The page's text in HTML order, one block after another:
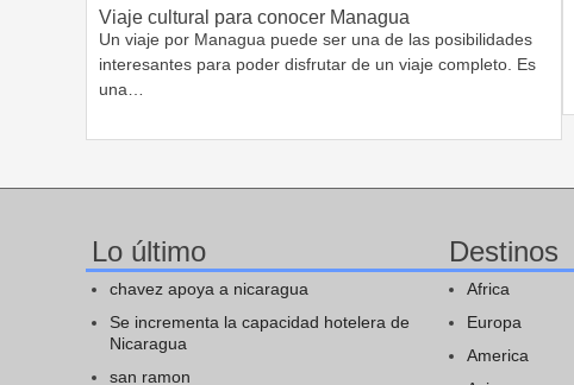
Viaje cultural para conocer Managua
Un viaje por Managua puede ser una de las posibilidades
interesantes para poder disfrutar de un viaje completo. Es
una…
Lo último
chavez apoya a nicaragua
Se incrementa la capacidad hotelera de
Nicaragua
san ramon
Destinos
Africa
Europa
America